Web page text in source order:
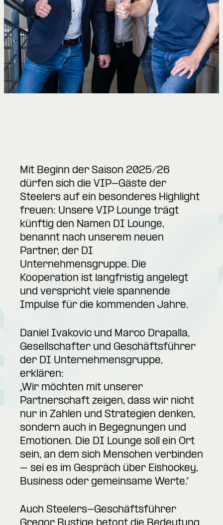
Mit Beginn der Saison 2025/26
dürfen sich die VIP-Gäste der
Steelers auf ein besonderes Highlight
freuen: Unsere VIP Lounge trägt
künftig den Namen DI Lounge,
benannt nach unserem neuen
Partner, der DI
Unternehmensgruppe. Die
Kooperation ist langfristig angelegt
und verspricht viele spannende
Impulse für die kommenden Jahre.
Daniel Ivakovic und Marco Drapalla,
Gesellschafter und Geschäftsführer
der DI Unternehmensgruppe,
erklären:
„Wir möchten mit unserer
Partnerschaft zeigen, dass wir nicht
nur in Zahlen und Strategien denken,
sondern auch in Begegnungen und
Emotionen. Die DI Lounge soll ein Ort
sein, an dem sich Menschen verbinden
– sei es im Gespräch über Eishockey,
Business oder gemeinsame Werte.“
Auch Steelers-Geschäftsführer